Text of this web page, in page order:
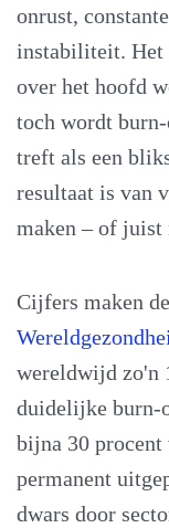
onrust,
instabiliteit. Het
over het hoofd
toch wordt
treft als een
resultaat is van
maken – of juist
Cijfers maken
wereldwijd zo'n
duidelijke burn-
bijna 30 procent
permanent
dwars door